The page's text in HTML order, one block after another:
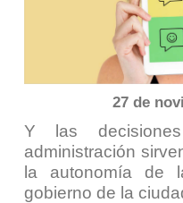
27 de
Y las
administración
la autonomía de
gobierno de la